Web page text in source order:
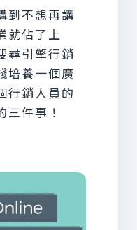
到不想再講
就佔了上
尋引擎行銷
培養一個廣
行銷人員的
件事！